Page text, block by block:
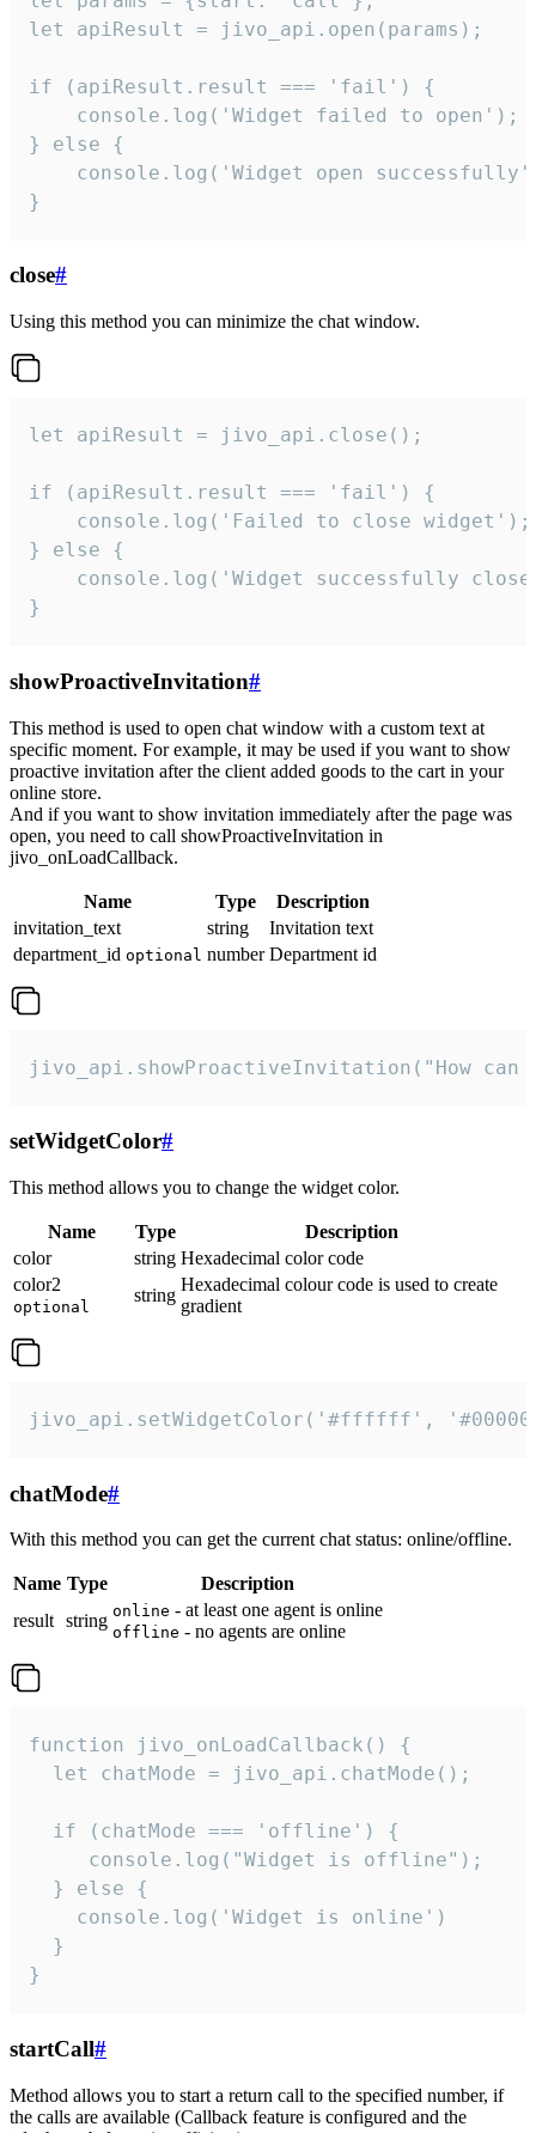
let apiResult = jivo_api.open(params);
if (apiResult.result === 'fail') {
    console.log('Widget failed to open');
} else {
console.log('Widget open
}
close#
Using this method you can minimize the chat window.
let apiResult = jivo_api.close();
if (apiResult.result === 'fail') {
    console.log('Failed to close widget');
} else {
console.log('Widget successfully
}
showProactiveInvitation#
This method is used to open chat window with a custom text at
specific moment. For example, it may be used if you want to show
proactive invitation after the client added goods to the cart in your
online store.
And if you want to show invitation immediately after the page was
open, you need to call showProactiveInvitation in
jivo_onLoadCallback.
Name Type
Description
invitation_text
string
Invitation text
department_id optional number Department id
jivo_api.showProactiveInvitation("How
setWidgetColor#
This method allows you to change the widget color.
Name Type
Description
color
string Hexadecimal color code
color2
optional
string
Hexadecimal colour code is used to create
gradient
jivo_api.setWidgetColor('#ffffff',
chatMode#
With this method you can get the current chat status: online/offline.
Name Type
Description
result string online - at least one agent is online
offline - no agents are online
function jivo_onLoadCallback() {
  let chatMode = jivo_api.chatMode();
  if (chatMode === 'offline') {
     console.log("Widget is offline");
  } else {
    console.log('Widget is online')
  }
}
startCall#
Method allows you to start a return call to the specified number, if
the calls are available (Callback feature is configured and the